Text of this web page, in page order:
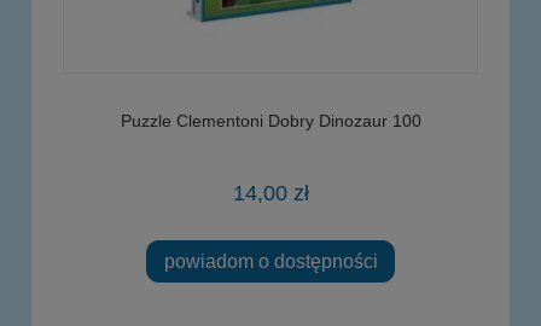
Puzzle Clementoni Dobry Dinozaur 100
14,00 zł
powiadom o dostępności